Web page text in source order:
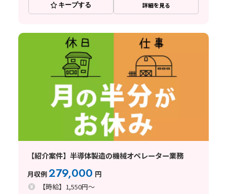
キープする 詳細を見る
【紹介案件】半導体製造の機械オペレーター業務
月収例279,000 円
【時給】1,550円～